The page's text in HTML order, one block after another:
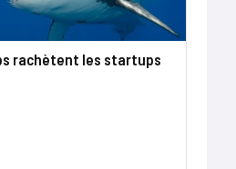
rachètent les startups